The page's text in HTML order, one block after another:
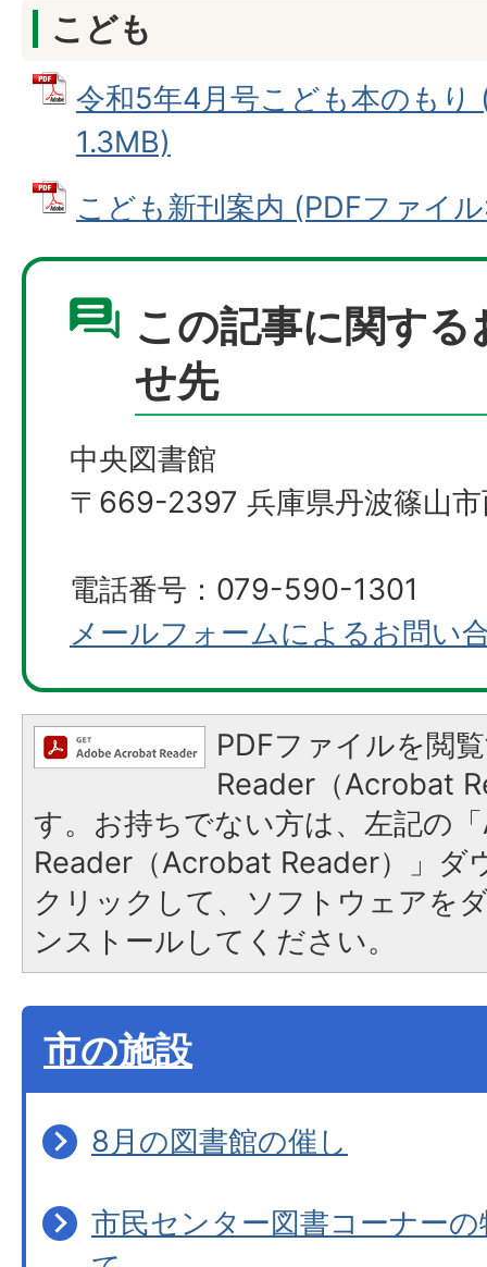
こども
令和5年4月号こども本のもり
1.3MB)
こども新刊案内 (PDFファイ
この記事に関する
せ先
中央図書館
〒669-2397 兵庫県丹波篠山
電話番号：079-590-1301
メールフォームによるお問い
PDFファイルを閲
Reader（Acrobat
す。お持ちでない方は、左記の
Reader（Acrobat Reader）」ダ
クリックして、ソフトウェアを
ンストールしてください。
市の施設
8月の図書館の催し
市民センター図書コーナー